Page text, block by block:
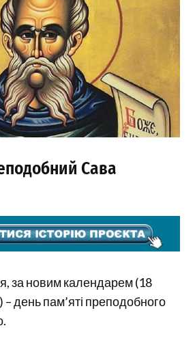
Сава
за новим календарем (18
– день пам’яті преподобного